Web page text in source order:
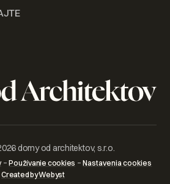
domy od architektov, s.r.o.
–Používanie cookies –Nastavenia cookies
Created by Webyst